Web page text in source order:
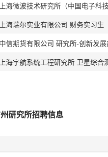
海微波技术研究所（中国电子科
海瑞尔实业有限公司 财务实习生
信期货有限公司 研究所-创新发
海宇航系统工程研究所 卫星综合
研究所招聘信息